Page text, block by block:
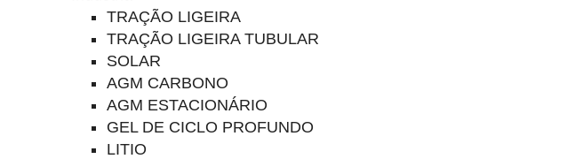
TRAÇÃO LIGEIRA
TRAÇÃO LIGEIRA TUBULAR
SOLAR
AGM CARBONO
AGM ESTACIONÁRIO
GEL DE CICLO PROFUNDO
LITIO